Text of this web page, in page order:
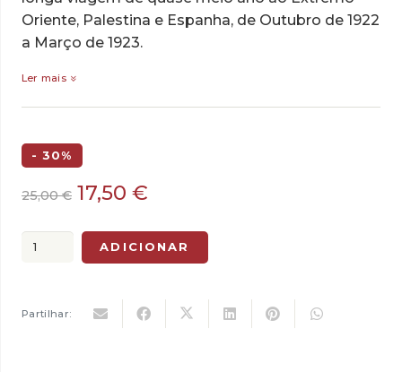
Oriente, Palestina e Espanha, de Outubro de 1922
a Março de 1923.
Ler mais
- 30%
25,00€ O
original
era:
17,50 €
atual
é:
Quantidade
Diários
ADICIONAR
Partilhar: